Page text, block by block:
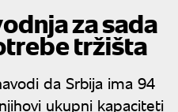
za sada
tržišta
da Srbija ima 94
ukupni kapaciteti